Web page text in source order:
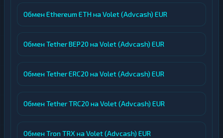
Обмен Ethereum ETH на Volet (Advcash) EUR
Обмен Tether BEP20 на Volet (Advcash) EUR
Обмен Tether ERC20 на Volet (Advcash) EUR
Обмен Tether TRC20 на Volet (Advcash) EUR
Обмен Tron TRX на Volet (Advcash) EUR